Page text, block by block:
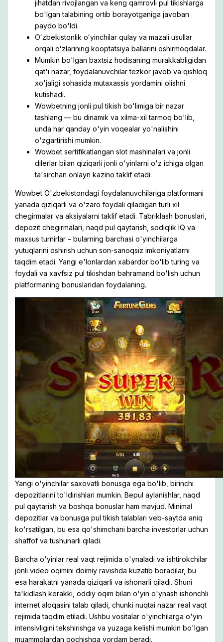
jihatdan rivojlangan va keng qamrovli pul tikishlarga
bo'lgan talabining ortib borayotganiga javoban
paydo bo'ldi.
Oʻzbekistonlik oʻyinchilar qulay va mazali usullar
orqali oʻzlarining kooptatsiya ballarini oshirmoqdalar.
Mumkin bo'lgan baxtsiz hodisaning murakkabligidan
qat'i nazar, foydalanuvchilar tezkor javob va qishloq
xo'jaligi sohasida mutaxassis yordamini olishni
kutishadi.
Wowbetning jonli pul tikish bo'limiga bir nazar
tashlang — bu dinamik va xilma-xil tarmoq bo'lib,
unda har qanday o'yin voqealar yo'nalishini
o'zgartirishi mumkin.
Wowbet sertifikatlangan slot mashinalari va jonli
dilerlar bilan qiziqarli jonli o'yinlarni o'z ichiga olgan
ta'sirchan onlayn kazino taklif etadi.
Wowbet O'zbekistondagi foydalanuvchilariga platformani
yanada qiziqarli va o'zaro foydali qiladigan turli xil
chegirmalar va aksiyalarni taklif etadi. Tabriklash bonuslari,
depozit chegirmalari, naqd pul qaytarish, sodiqlik IQ va
maxsus turnirlar – bularning barchasi o'yinchilarga
yutuqlarini oshirish uchun son-sanoqsiz imkoniyatlarni
taqdim etadi. Yangi e'lonlardan xabardor bo'lib turing va
foydali va xavfsiz pul tikishdan bahramand bo'lish uchun
platformaning bonuslaridan foydalaning.
Yangi o'yinchilar saxovatli bonusga ega bo'lib, birinchi
depozitlarini to'ldirishlari mumkin. Bepul aylanishlar, naqd
pul qaytarish va boshqa bonuslar ham mavjud. Minimal
depozitlar va bonusga pul tikish talablari veb-saytda aniq
ko'rsatilgan, bu esa qo'shimchani barcha investorlar uchun
shaffof va tushunarli qiladi.
Barcha o'yinlar real vaqt rejimida o'ynaladi va ishtirokchilar
jonli video oqimini doimiy ravishda kuzatib boradilar, bu
esa harakatni yanada qiziqarli va ishonarli qiladi. Shuni
ta'kidlash kerakki, oddiy oqim bilan o'yin o'ynash ishonchli
internet aloqasini talab qiladi, chunki nuqtai nazar real vaqt
rejimida taqdim etiladi. Ushbu vositalar o'yinchilarga o'yin
intensivligini tekshirishga va yuzaga kelishi mumkin bo'lgan
muammolardan qochishga yordam beradi.